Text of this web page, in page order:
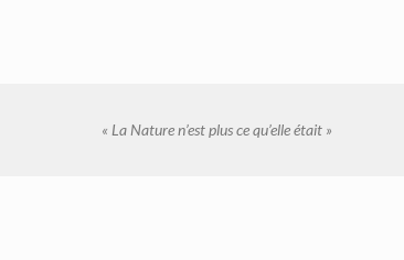
« La Nature n’est plus ce qu’elle était »